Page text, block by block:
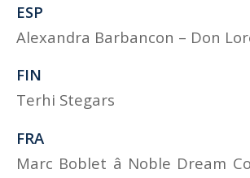
ESP
Alexandra Barbancon – Don
FIN
Terhi Stegars
FRA
Marc Boblet â Noble Dream